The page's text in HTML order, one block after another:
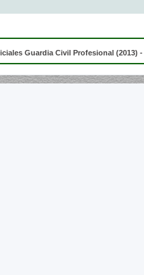
Guardia Civil Profesional (2013) -